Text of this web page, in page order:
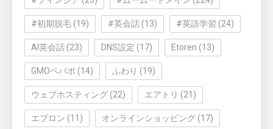
#初期脱毛 (19) #英会話 (13) #英語学習 (24)
AI英会話 (23) DNS設定 (17) Etoren (13)
GMOペパボ (14) ふわり (19)
ウェブホスティング (22) エアトリ (21)
エプロン (11) オンラインショッピング (17)